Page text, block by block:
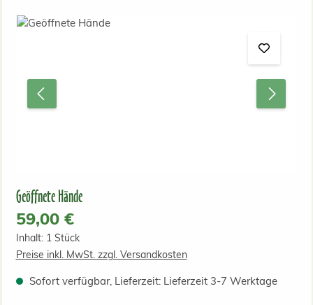
Bildergalerie überspringen
Geöffnete Hände
Regulärer Preis:
59,00 €
Inhalt: 1 Stück
Preise inkl. MwSt. zzgl. Versandkosten
Sofort verfügbar, Lieferzeit: Lieferzeit 3-7 Werktage